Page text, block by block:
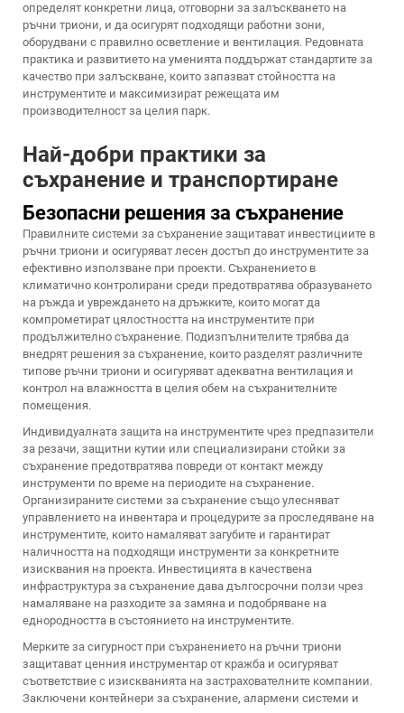
определят конкретни лица, отговорни за залъскването на
ръчни триони, и да осигурят подходящи работни зони,
оборудвани с правилно осветление и вентилация. Редовната
практика и развитието на уменията поддържат стандартите за
качество при залъскване, които запазват стойността на
инструментите и максимизират режещата им
производителност за целия парк.
Най-добри практики за
съхранение и транспортиране
Безопасни решения за съхранение
Правилните системи за съхранение защитават инвестициите в
ръчни триони и осигуряват лесен достъп до инструментите за
ефективно използване при проекти. Съхранението в
климатично контролирани среди предотвратява образуването
на ръжда и увреждането на дръжките, които могат да
компрометират цялостността на инструментите при
продължително съхранение. Подизпълнителите трябва да
внедрят решения за съхранение, които разделят различните
типове ръчни триони и осигуряват адекватна вентилация и
контрол на влажността в целия обем на съхранителните
помещения.
Индивидуалната защита на инструментите чрез предпазители
за резачи, защитни кутии или специализирани стойки за
съхранение предотвратява повреди от контакт между
инструменти по време на периодите на съхранение.
Организираните системи за съхранение също улесняват
управлението на инвентара и процедурите за проследяване на
инструментите, които намаляват загубите и гарантират
наличността на подходящи инструменти за конкретните
изисквания на проекта. Инвестицията в качествена
инфраструктура за съхранение дава дългосрочни ползи чрез
намаляване на разходите за замяна и подобряване на
еднородността в състоянието на инструментите.
Мерките за сигурност при съхранението на ръчни триони
защитават ценния инструментар от кражба и осигуряват
съответствие с изискванията на застрахователните компании.
Заключени контейнери за съхранение, алармени системи и